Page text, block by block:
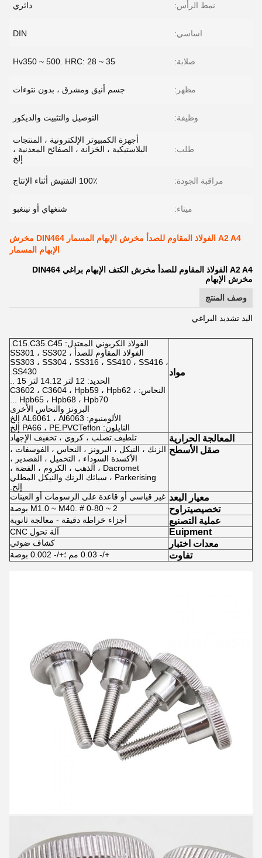
نمط الرأس: دائري
اساسي: DIN
صلابة: Hv350 ~ 500. HRC: 28 ~ 35
مظهر: جسم أنيق ومشرق ، بدون نتوءات
وظيفة: التوصيل والتثبيت والديكور
طلب:
أجهزة الكمبيوتر الإلكترونية ، المنتجات
البلاستيكية ، الخزانة ، الصفائح المعدنية ،
إلخ
مراقبة الجودة: 100٪ التفتيش أثناء الإنتاج
ميناء: شنغهاي أو نينغبو
A2 A4 الفولاذ المقاوم للصدأ مخرش الإبهام المسمار DIN464 مخرش
الإبهام المسمار
A2 A4 الفولاذ المقاوم للصدأ مخرش الكتف الإبهام براغي DIN464
مخرش الإبهام
وصف المنتج
اليد تشديد البراغي
مواد
الفولاذ الكربوني المعتدل: C15.C35.C45.
الفولاذ المقاوم للصدأ SS301 ، SS302 ،
SS303 ، SS304 ، SS316 ، SS410 ، SS416 ،
SS430.
الحديد: 12 لتر 14.12 لتر 15 ..
النحاس: C3602 ، C3604 ، Hpb59 ، Hpb62 ،
Hpb65 ، Hpb68 ، Hpb70 ...
البرونز والنحاس الأخرى
الألومنيوم: AL6061 ، Al6063 إلخ
النايلون: PA66 ، PE.PVCTeflon إلخ
المعالجة الحرارية تلطيف.تصلب ، كروي ، تخفيف الإجهاد
صقل الأسطح الزنك ، النيكل ، البرونز ، النحاس ، الفوسفات ،
الأكسدة السوداء ، التخميل ، القصدير ،
Dacromet ، الذهب ، الكروم ، الفضة ،
Parkerising ، سبائك الزنك والنيكل المطلي
إلخ.
معيار البعد غير قياسي أو قاعدة على الرسومات أو العينات
تخصيصيتراوح M1.0 ~ M40. # 0-80 ~ 2 بوصة
عملية التصنيع أجزاء خراطة دقيقة - معالجة ثانوية
Euipment آلة تحول CNC
معدات اختبار كشاف ضوئي
تفاوت +/- 0.03 مم ؛+/- 0.002 بوصة